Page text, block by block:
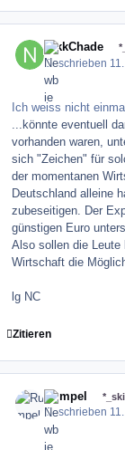
NikkChade
Geschrieben
Ich weiss nicht
...könnte eventuell
vorhanden waren,
sich "Zeichen" für
der momentanen
Deutschland alleine
zubeseitigen. Der
günstigen Euro
Also sollen die Leute
Wirtschaft die
lg NC
Zitieren
Rumpel
Geschrieben